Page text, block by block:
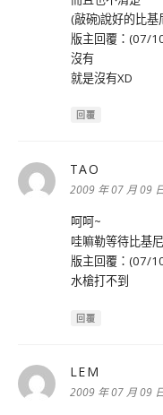
(敲碗)說好的比基
版主回覆：(07/
沒有
就是沒有XD
回覆
TAO
示:
2009 年 07 月 09
呵呵~
哇嘛勒等待比基
版主回覆：(07/
水槍打不到
回覆
LEM
示:
2009 年 07 月 09